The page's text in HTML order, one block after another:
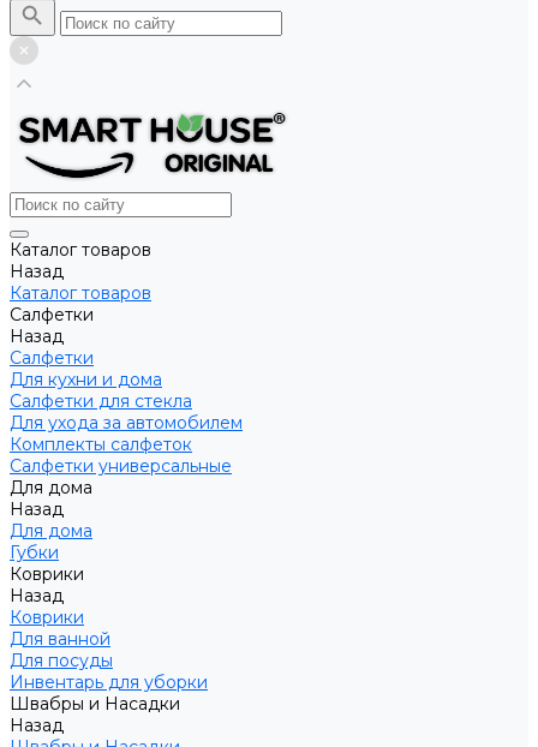
Каталог товаров
Назад
Каталог товаров
Салфетки
Назад
Салфетки
Для кухни и дома
Салфетки для стекла
Для ухода за автомобилем
Комплекты салфеток
Салфетки универсальные
Для дома
Назад
Для дома
Губки
Коврики
Назад
Коврики
Для ванной
Для посуды
Инвентарь для уборки
Швабры и Насадки
Назад